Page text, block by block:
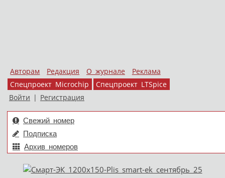
Авторам Редакция О журнале
Реклама
Спецпроект Microchip
Спецпроект LTSpice
Войти | Регистрация
Свежий номер
Подписка
Архив номеров